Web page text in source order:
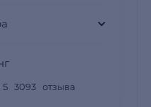
5 3093 отзыва